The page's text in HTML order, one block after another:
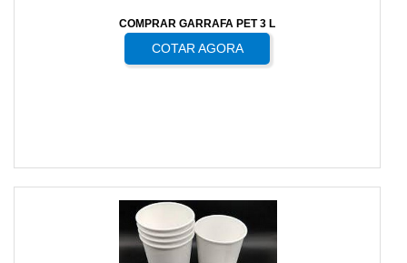
COMPRAR GARRAFA PET 3 L
COTAR AGORA